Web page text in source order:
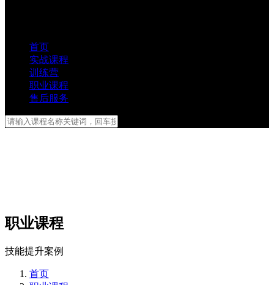
首页
实战课程
训练营
职业课程
售后服务
职业课程
技能提升案例
首页